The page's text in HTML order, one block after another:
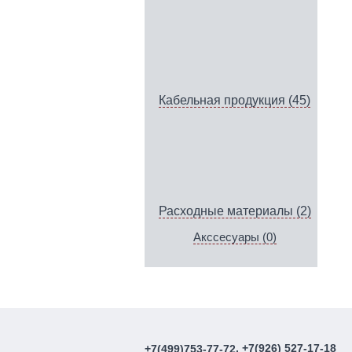
Кабельная продукция (45)
Расходные материалы (2)
Акссесуары (0)
+7(499)753-77-72, +7(926) 527-17-18